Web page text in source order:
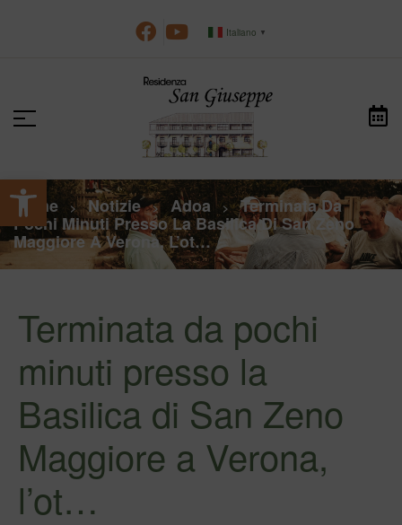
Apri la barra degli strumenti
Italiano ▼
Home > Notizie > Adoa > Terminata Da
Pochi Minuti Presso La Basilica Di San Zeno
Maggiore A Verona, L’ot…
Terminata da pochi
minuti presso la
Basilica di San Zeno
Maggiore a Verona,
l’ot…